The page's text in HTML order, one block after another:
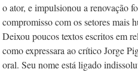
o ator, e impulsionou a renovação
compromisso com os setores mais
Deixou poucos textos escritos em
como expressara ao crítico Jorge
oral. Seu nome está ligado